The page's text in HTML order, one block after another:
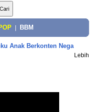
BBM
Anak Berkonten Nega
Lebih